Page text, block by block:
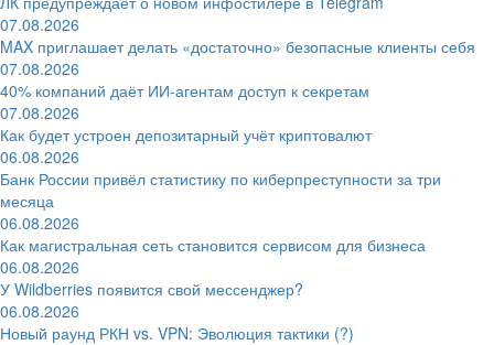
07.08.2026
MAX приглашает делать «достаточно» безопасные клиенты себя
07.08.2026
40% компаний даёт ИИ‑агентам доступ к секретам
07.08.2026
Как будет устроен депозитарный учёт криптовалют
06.08.2026
Банк России привёл статистику по киберпреступности за три
месяца
06.08.2026
Как магистральная сеть становится сервисом для бизнеса
06.08.2026
У Wildberries появится свой мессенджер?
06.08.2026
Новый раунд РКН vs. VPN: Эволюция тактики (?)